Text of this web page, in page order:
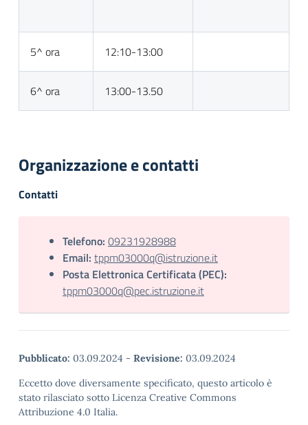
5^ ora 12:10-13:00
6^ ora 13:00-13.50
Organizzazione e contatti
Contatti
Telefono: 09231928988
Email: tppm03000q@istruzione.it
Posta Elettronica Certificata (PEC):
tppm03000q@pec.istruzione.it
Pubblicato: 03.09.2024 - Revisione: 03.09.2024
Eccetto dove diversamente specificato, questo articolo è
stato rilasciato sotto Licenza Creative Commons
Attribuzione 4.0 Italia.